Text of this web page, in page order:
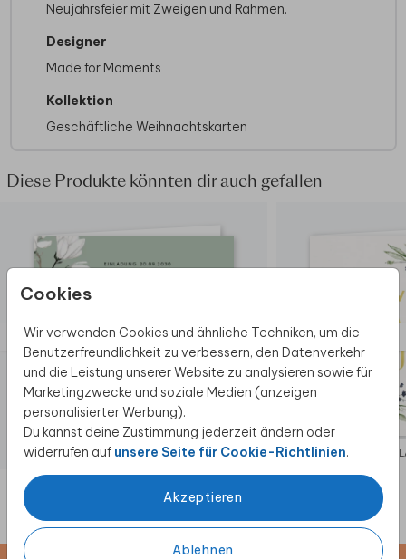
Cookies
Wir verwenden Cookies und ähnliche Techniken, um die
Benutzerfreundlichkeit zu verbessern, den Datenverkehr
und die Leistung unserer Website zu analysieren sowie für
Marketingzwecke und soziale Medien (anzeigen
personalisierter Werbung).
Du kannst deine Zustimmung jederzeit ändern oder
widerrufen auf unsere Seite für Cookie-Richtlinien.
Akzeptieren
Ablehnen
Neujahrsfeier mit Zweigen und Rahmen.
Designer
Made for Moments
Kollektion
Geschäftliche Weihnachtskarten
Diese Produkte könnten dir auch gefallen
EINLADUNG